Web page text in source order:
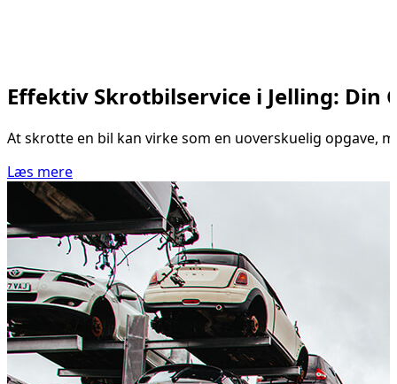
Effektiv Skrotbilservice i Jelling: Din
At skrotte en bil kan virke som en uoverskuelig opgave,
Læs mere